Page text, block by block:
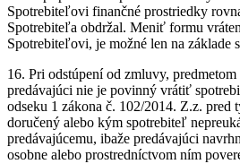
Spotrebiteľovi finančné prostriedky
Spotrebiteľa obdržal. Meniť formu
Spotrebiteľovi, je možné len na základe
16. Pri odstúpení od zmluvy,
predávajúci nie je povinný vrátiť
odseku 1 zákona č. 102/2014. Z.z. pred
doručený alebo kým spotrebiteľ
predávajúcemu, ibaže predávajúci
osobne alebo prostredníctvom ním